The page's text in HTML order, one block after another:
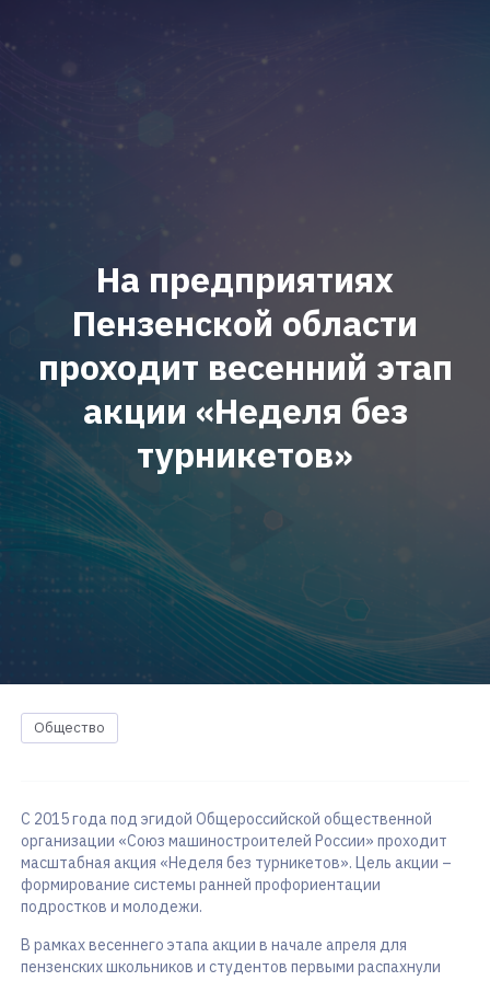
На предприятиях
Пензенской области
проходит весенний этап
акции «Неделя без
турникетов»
Общество
С 2015 года под эгидой Общероссийской общественной
организации «Союз машиностроителей России» проходит
масштабная акция «Неделя без турникетов». Цель акции –
формирование системы ранней профориентации
подростков и молодежи.
В рамках весеннего этапа акции в начале апреля для
пензенских школьников и студентов первыми распахнули